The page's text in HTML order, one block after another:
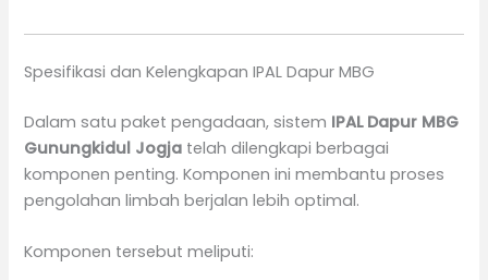
Spesifikasi dan Kelengkapan IPAL Dapur MBG
Dalam satu paket pengadaan, sistem IPAL Dapur MBG
Gunungkidul Jogja telah dilengkapi berbagai
komponen penting. Komponen ini membantu proses
pengolahan limbah berjalan lebih optimal.
Komponen tersebut meliputi: